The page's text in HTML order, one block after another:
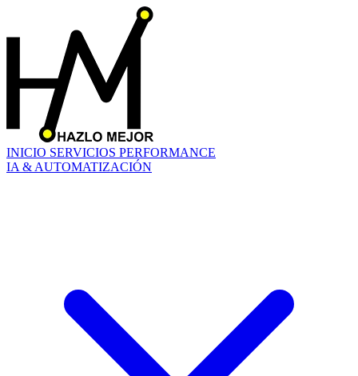
INICIO SERVICIOS PERFORMANCE
IA & AUTOMATIZACIÓN